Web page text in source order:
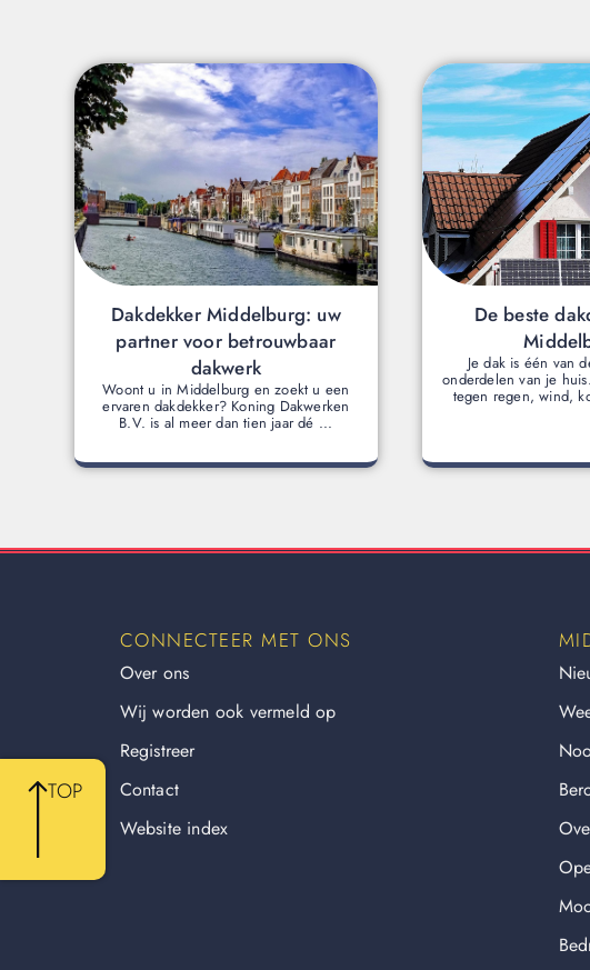
TOP
Dakdekker Middelburg: uw
partner voor betrouwbaar
dakwerk
Woont u in Middelburg en zoekt u een
ervaren dakdekker? Koning Dakwerken
B.V. is al meer dan tien jaar dé ...
De beste
Je dak is één van
onderdelen van je
tegen regen, wind,
CONNECTEER MET ONS
Over ons
Wij worden ook vermeld op
Registreer
Contact
Website index